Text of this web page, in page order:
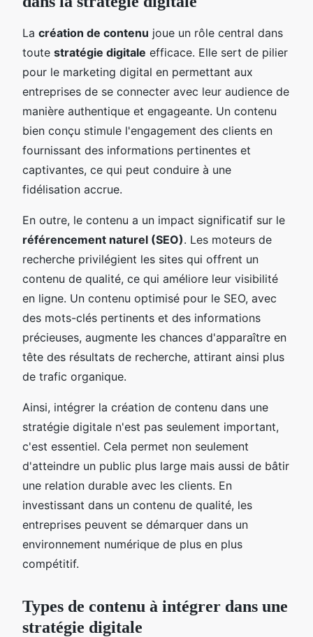
La création de contenu joue un rôle central dans
toute stratégie digitale efficace. Elle sert de pilier
pour le marketing digital en permettant aux
entreprises de se connecter avec leur audience de
manière authentique et engageante. Un contenu
bien conçu stimule l'engagement des clients en
fournissant des informations pertinentes et
captivantes, ce qui peut conduire à une
fidélisation accrue.
En outre, le contenu a un impact significatif sur le
référencement naturel (SEO). Les moteurs de
recherche privilégient les sites qui offrent un
contenu de qualité, ce qui améliore leur visibilité
en ligne. Un contenu optimisé pour le SEO, avec
des mots-clés pertinents et des informations
précieuses, augmente les chances d'apparaître en
tête des résultats de recherche, attirant ainsi plus
de trafic organique.
Ainsi, intégrer la création de contenu dans une
stratégie digitale n'est pas seulement important,
c'est essentiel. Cela permet non seulement
d'atteindre un public plus large mais aussi de bâtir
une relation durable avec les clients. En
investissant dans un contenu de qualité, les
entreprises peuvent se démarquer dans un
environnement numérique de plus en plus
compétitif.
Types de contenu à intégrer dans une
stratégie digitale